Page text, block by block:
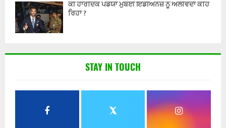
ਕੀ ਹਾਰਦਿਕ ਪੰਡਯਾ ਮੁੰਬਈ ਇੰਡੀਅਨਜ਼ ਨੂੰ ਅਲਵਿਦਾ ਕਹਿ
ਰਿਹਾ ?
STAY IN TOUCH